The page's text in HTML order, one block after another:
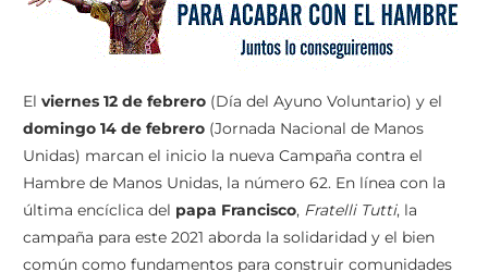
El viernes 12 de febrero (Día del Ayuno Voluntario) y el
domingo 14 de febrero (Jornada Nacional de Manos
Unidas) marcan el inicio la nueva Campaña contra el
Hambre de Manos Unidas, la número 62. En línea con la
última encíclica del papa Francisco, Fratelli Tutti, la
campaña para este 2021 aborda la solidaridad y el bien
común como fundamentos para construir comunidades